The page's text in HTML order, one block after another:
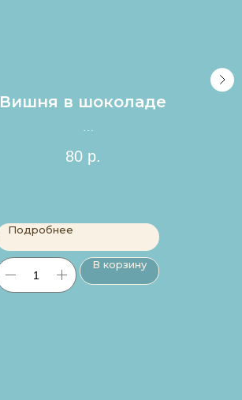
Вишня в шоколаде
80 р.
Подробнее
В корзину